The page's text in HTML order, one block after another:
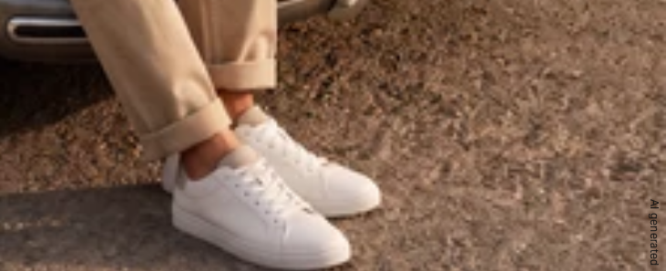
AI generated
SMLXLXXL